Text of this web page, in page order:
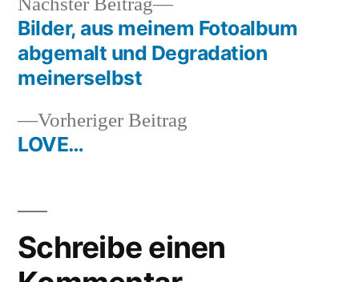
Beitragsnavigation
Vorheriger Beitrag
LOVE…
Beitrag:
Bilder, aus meinem Fotoalbum
abgemalt und Degradation
meinerselbst
Schreibe einen